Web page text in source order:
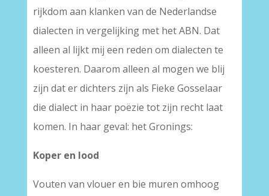
rijkdom aan klanken van de Nederlandse
dialecten in vergelijking met het ABN. Dat
alleen al lijkt mij een reden om dialecten te
koesteren. Daarom alleen al mogen we blij
zijn dat er dichters zijn als Fieke Gosselaar
die dialect in haar poëzie tot zijn recht laat
komen. In haar geval: het Gronings:
Koper en lood
Vouten van vlouer en bie muren omhoog